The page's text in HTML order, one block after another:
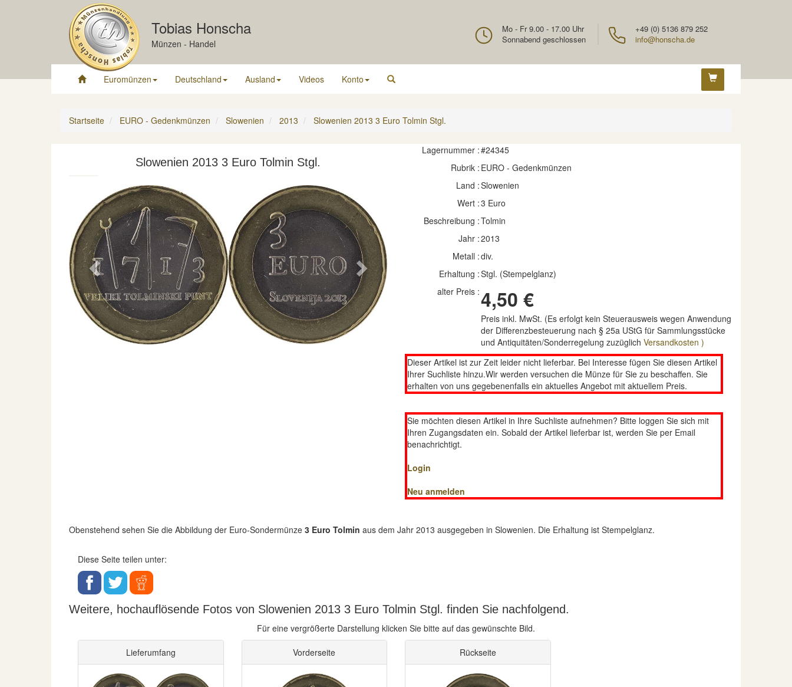
Tobias Honscha
Münzen - Handel
+49 (0) 5136 879 252
info@honscha.de
Mo - Fr 9.00 - 17.00 Uhr
Sonnabend geschlossen
Euromünzen Deutschland Ausland Videos Konto
Startseite EURO - Gedenkmünzen Slowenien 2013 Slowenien 2013 3 Euro Tolmin Stgl.
Slowenien 2013 3 Euro Tolmin Stgl.
Previous Next
Lagernummer :#24345
Rubrik : EURO - Gedenkmünzen
Land :Slowenien
Wert :3 Euro
Beschreibung :Tolmin
Jahr :2013
Metall :div.
Erhaltung :Stgl. (Stempelglanz)
alter Preis :4,50 €
Preis inkl. MwSt. (Es erfolgt kein Steuerausweis wegen Anwendung
der Differenzbesteuerung nach § 25a UStG für Sammlungsstücke
und Antiquitäten/Sonderregelung zuzüglich Versandkosten )
Dieser Artikel ist zur Zeit leider nicht lieferbar. Bei Interesse fügen Sie diesen Artikel
Ihrer Suchliste hinzu.Wir werden versuchen die Münze für Sie zu beschaffen. Sie
erhalten von uns gegebenenfalls ein aktuelles Angebot mit aktuellem Preis.
Sie möchten diesen Artikel in Ihre Suchliste aufnehmen? Bitte loggen Sie sich mit
Ihren Zugangsdaten ein. Sobald der Artikel lieferbar ist, werden Sie per Email
benachrichtigt.
Login
Neu anmelden
Obenstehend sehen Sie die Abbildung der Euro-Sondermünze 3 Euro Tolmin aus dem Jahr 2013 ausgegeben in Slowenien. Die Erhaltung ist Stempelglanz.
Diese Seite teilen unter:
Weitere, hochauflösende Fotos von Slowenien 2013 3 Euro Tolmin Stgl. finden Sie nachfolgend.
Für eine vergrößerte Darstellung klicken Sie bitte auf das gewünschte Bild.
Lieferumfang Vorderseite Rückseite